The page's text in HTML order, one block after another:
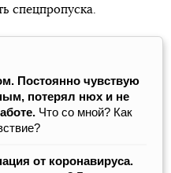
спецпропуска.
Постоянно чувствую
потерял нюх и не
Что со мной? Как
от коронавируса.